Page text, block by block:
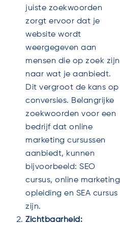
juiste zoekwoorden
zorgt ervoor dat je
website wordt
weergegeven aan
mensen die op zoek zijn
naar wat je aanbiedt.
Dit vergroot de kans op
conversies. Belangrijke
zoekwoorden voor een
bedrijf dat online
marketing cursussen
aanbiedt, kunnen
bijvoorbeeld: SEO
cursus, online marketing
opleiding en SEA cursus
zijn.
Zichtbaarheid: